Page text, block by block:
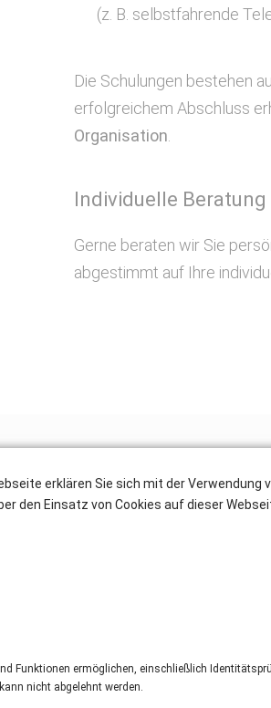
(z. B. selbstfahrende
Die Schulungen bestehen
erfolgreichem Abschluss
Organisation
Individuelle
Gerne beraten wir Sie
abgestimmt auf Ihre
erklären Sie sich mit der Verwendung
den Einsatz von Cookies auf dieser
Funktionen ermöglichen, einschließlich
nicht abgelehnt werden.